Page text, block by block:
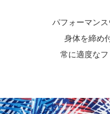
パフォーマン
身体を締め
常に適度なフ